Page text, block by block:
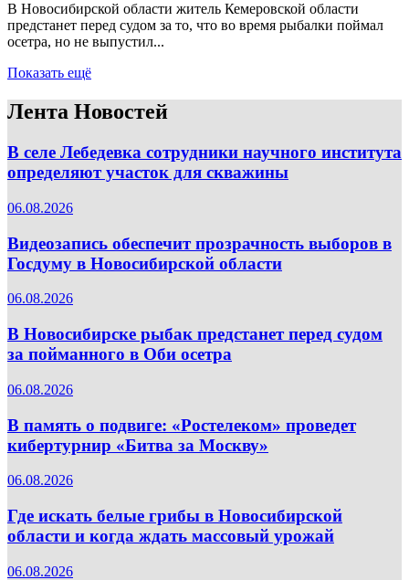
В Новосибирской области житель Кемеровской области
предстанет перед судом за то, что во время рыбалки поймал
осетра, но не выпустил...
Показать ещё
Лента Новостей
В селе Лебедевка сотрудники научного института
определяют участок для скважины
06.08.2026
Видеозапись обеспечит прозрачность выборов в
Госдуму в Новосибирской области
06.08.2026
В Новосибирске рыбак предстанет перед судом
за пойманного в Оби осетра
06.08.2026
В память о подвиге: «Ростелеком» проведет
кибертурнир «Битва за Москву»
06.08.2026
Где искать белые грибы в Новосибирской
области и когда ждать массовый урожай
06.08.2026